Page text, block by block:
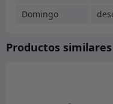
Domingo
Productos similares